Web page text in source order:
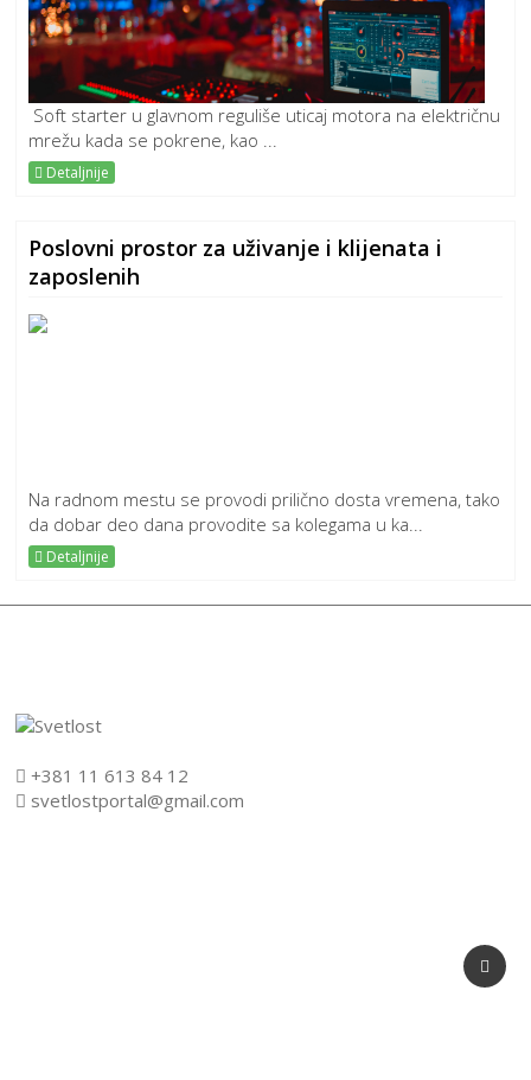
Soft starter u glavnom reguliše uticaj motora na električnu
mrežu kada se pokrene, kao ...
Detaljnije
Poslovni prostor za uživanje i klijenata i
zaposlenih
Na radnom mestu se provodi prilično dosta vremena, tako
da dobar deo dana provodite sa kolegama u ka...
Detaljnije
+381 11 613 84 12
svetlostportal@gmail.com